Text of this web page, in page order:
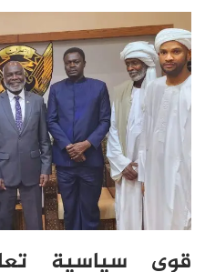
قوى سياسية